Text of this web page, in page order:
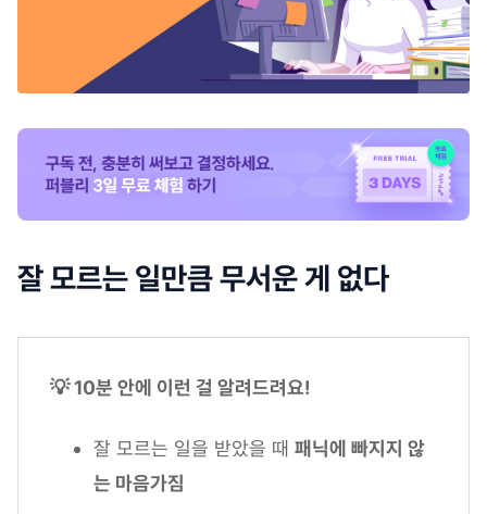
잘 모르는 일만큼 무서운 게 없다
💡 10분 안에 이런 걸 알려드려요!
잘 모르는 일을 받았을 때 패닉에 빠지지 않
는 마음가짐